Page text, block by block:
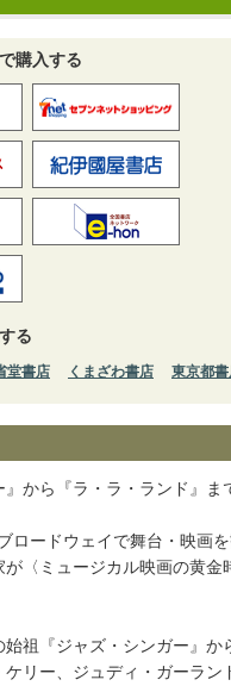
購入する
る
堂書店 くまざわ書店 東京都
』から『ラ・ラ・ランド』ま
ロードウェイで舞台・映画
〈ミュージカル映画の黄金
始祖『ジャズ・シンガー』か
ケリー、ジュディ・ガーラン